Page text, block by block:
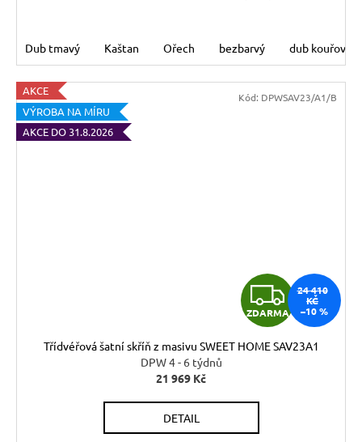
Dub tmavý Kaštan Ořech bezbarvý dub kouřový
AKCE
VÝROBA NA MÍRU
AKCE DO 31.8.2026
Z
D
ZDARMA
24 410
KČ
–10 %
Třídvéřová šatní skříň z masivu SWEET HOME SAV23A1
DPW 4 - 6 týdnů
21 969 Kč
DETAIL
Kód: DPWSAV23/A1/B